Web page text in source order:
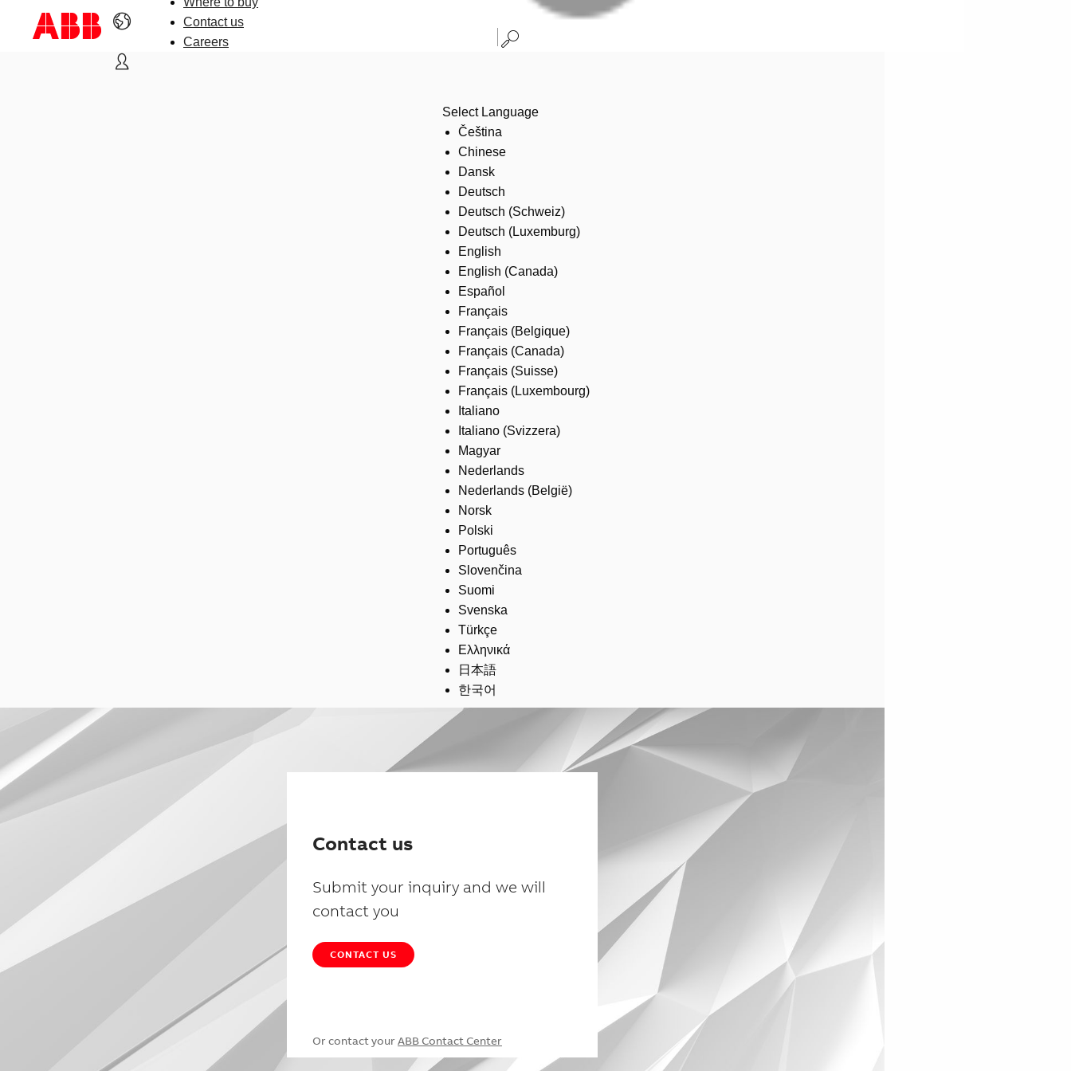
Contact us
Careers
Select Language
Čeština
Chinese
Dansk
Deutsch
Deutsch (Schweiz)
Deutsch (Luxemburg)
English
English (Canada)
Español
Français
Français (Belgique)
Français (Canada)
Français (Suisse)
Français (Luxembourg)
Italiano
Italiano (Svizzera)
Magyar
Nederlands
Nederlands (België)
Norsk
Polski
Português
Slovenčina
Suomi
Svenska
Türkçe
Ελληνικά
日本語
한국어
Contact us
Submit your inquiry and we will
contact you
CONTACT US
Or contact your ABB Contact Center